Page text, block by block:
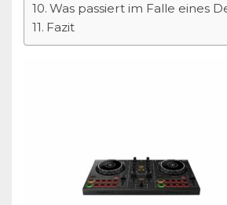
Was passiert im Falle eines
Fazit